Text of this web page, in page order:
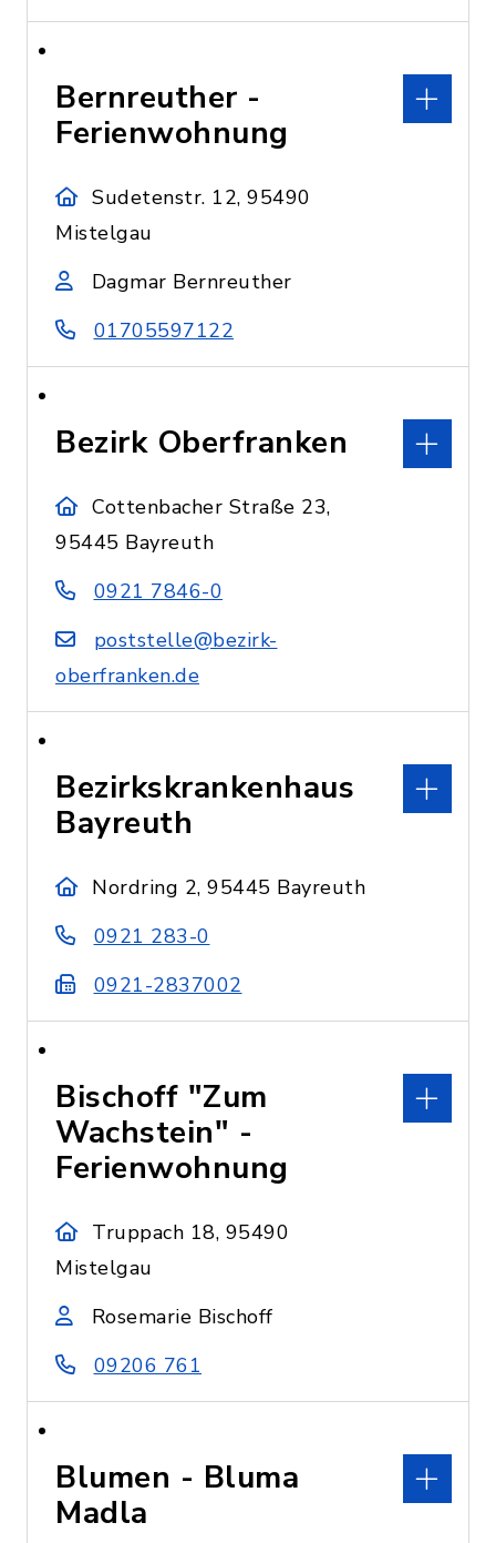
Bernreuther -
Ferienwohnung
Sudetenstr. 12, 95490
Mistelgau
Dagmar Bernreuther
01705597122
Bezirk Oberfranken
Cottenbacher Straße 23,
95445 Bayreuth
0921 7846-0
poststelle@bezirk-
oberfranken.de
Bezirkskrankenhaus
Bayreuth
Nordring 2, 95445 Bayreuth
0921 283-0
0921-2837002
Bischoff "Zum
Wachstein" -
Ferienwohnung
Truppach 18, 95490
Mistelgau
Rosemarie Bischoff
09206 761
Blumen - Bluma
Madla